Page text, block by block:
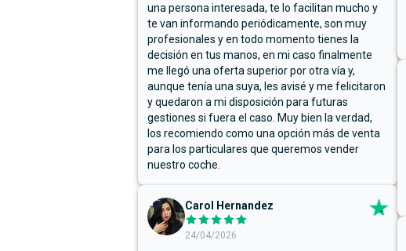
una persona interesada, te lo facilitan mucho y
te van informando periódicamente, son muy
profesionales y en todo momento tienes la
decisión en tus manos, en mi caso finalmente
me llegó una oferta superior por otra vía y,
aunque tenía una suya, les avisé y me felicitaron
y quedaron a mi disposición para futuras
gestiones si fuera el caso. Muy bien la verdad,
los recomiendo como una opción más de venta
para los particulares que queremos vender
nuestro coche.
Carol Hernandez
24/04/2026